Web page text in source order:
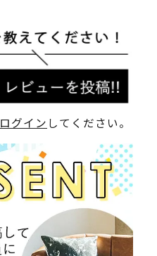
ログイン してください。